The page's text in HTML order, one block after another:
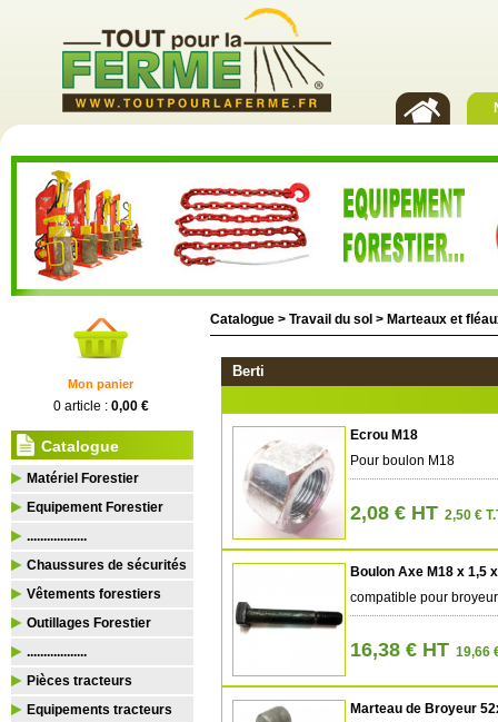
Mon panier
0 article : 0,00 €
Catalogue
Matériel Forestier
Equipement Forestier
..................
Chaussures de sécurités
Vêtements forestiers
Outillages Forestier
..................
Pièces tracteurs
Equipements tracteurs
Catalogue > Travail du sol > Marteaux et
Berti
Ecrou M18
Pour boulon M18
2,08 € HT 2,50 €
Boulon Axe M18 x 1,5
compatible pour
16,38 € HT 19,66
Marteau de Broyeur